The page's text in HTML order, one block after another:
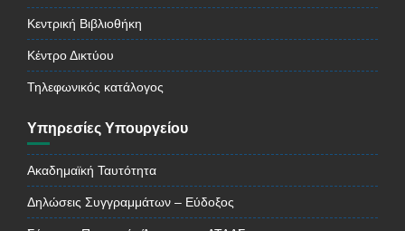
Κεντρική Βιβλιοθήκη
Κέντρο Δικτύου
Τηλεφωνικός κατάλογος
Υπηρεσίες Υπουργείου
Ακαδημαϊκή Ταυτότητα
Δηλώσεις Συγγραμμάτων – Εύδοξος